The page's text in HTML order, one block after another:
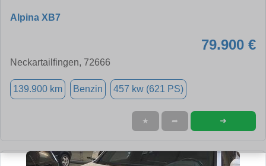
Alpina XB7
79.900 €
Neckartailfingen, 72666
139.900 km Benzin 457 kw (621 PS)
★ ➦ ➜